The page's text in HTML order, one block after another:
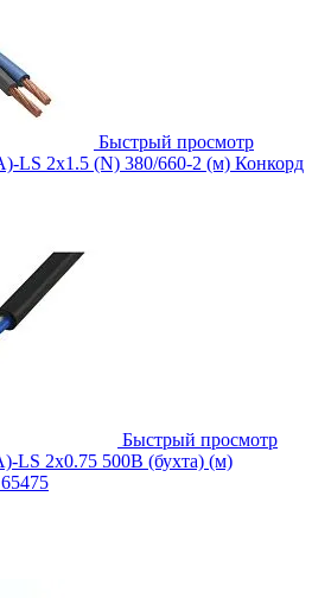
Быстрый просмотр
LS 2х1.5 (N) 380/660-2 (м) Конкорд
Быстрый просмотр
2х0.75 500В (бухта) (м)